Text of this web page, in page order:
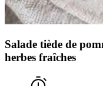
Salade tiède de
herbes fraîches